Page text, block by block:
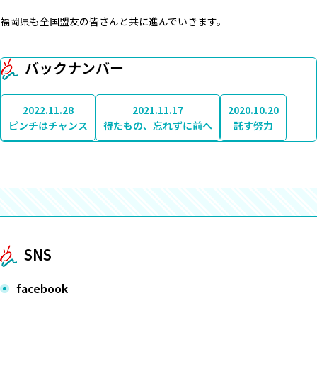
福岡県も全国盟友の皆さんと共に進んでいきます。
バックナンバー
2022.11.28
ピンチはチャンス
2021.11.17
得たもの、忘れずに前へ
2020.10.20
託す努力
SNS
facebook